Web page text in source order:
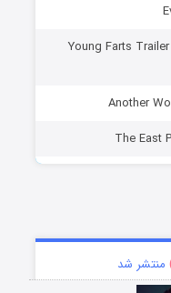
دانلود مستند قطعات تریلر یانگ فارتز Young Farts Trailer
منتشر شد